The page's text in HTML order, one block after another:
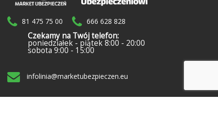
81 475 75 00 666 628 828
Czekamy na Twój telefon:
poniedziałek - piątek 8:00 - 20:00
sobota 9:00 - 15:00
infolinia@marketubezpieczen.eu